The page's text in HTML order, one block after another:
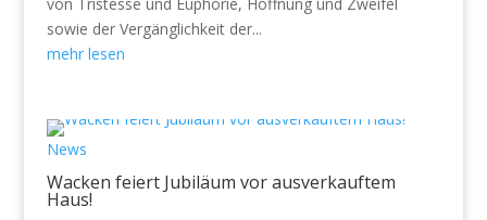
sowie der Vergänglichkeit der...
mehr lesen
News
Wacken feiert Jubiläum vor ausverkauftem
Haus!